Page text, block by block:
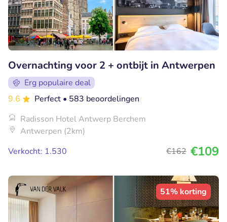
Overnachting voor 2 + ontbijt in Antwerpen
Erg populaire deal
9.6
Perfect • 583 beoordelingen
Radisson Hotel Antwerp Berchem
Antwerpen (2km)
Verkocht: 1.530
€162 €109
51% korting